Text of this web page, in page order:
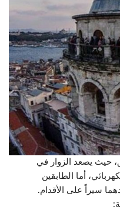
حيث يصعد الزوار في
أما الطابقين
سيراً على الأقدام.